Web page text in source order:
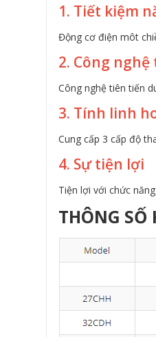
1. Tiết kiệm
Động cơ điện môt
2. Công
Công nghệ tiên tiến
3. Tính linh
Cung cấp 3 cấp độ
4. Sự tiện lợi
Tiện lợi với chức
THÔNG SỐ